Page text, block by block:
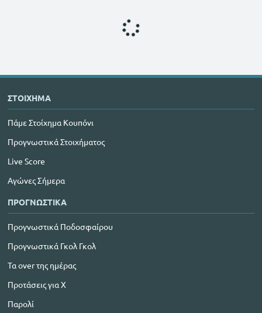
ΣΤΟΙΧΗΜΑ
Πάμε Στοίχημα Κουπόνι
Προγνωστικά Στοιχήματος
Live Score
Αγώνες Σήμερα
ΠΡΟΓΝΩΣΤΙΚΑ
Προγνωστικά Ποδοσφαίρου
Προγνωστικά Γκολ Γκολ
Τα over της ημέρας
Προτάσεις για Χ
Παρολί